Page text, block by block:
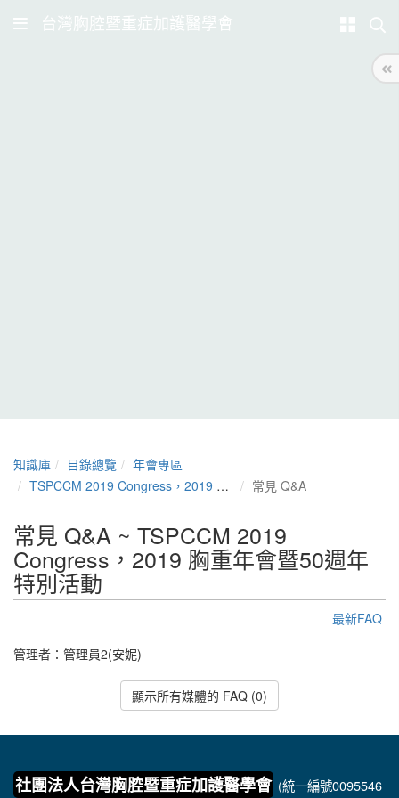
台灣胸腔暨重症加護醫學會
知識庫 目錄總覽
年會專區
TSPCCM 2019 Congress，2019 胸重年會暨50週年特別活動
常見 Q&A
常見 Q&A ~ TSPCCM 2019
Congress，2019 胸重年會暨50週年
特別活動
最新FAQ
管理者： 管理員2(安妮)
顯示所有媒體的 FAQ (0)
社團法人台灣胸腔暨重症加護醫學會 (統一編號0095546